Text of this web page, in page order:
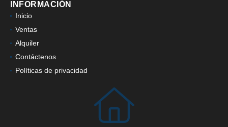
INFORMACIÓN
Inicio
Ventas
Alquiler
Contáctenos
Políticas de privacidad